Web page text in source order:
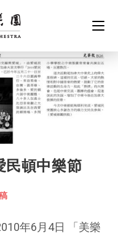
民頓中樂節
年6月4日 「美樂